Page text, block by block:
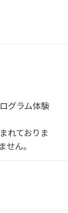
グラム体験
れておりま
ん。